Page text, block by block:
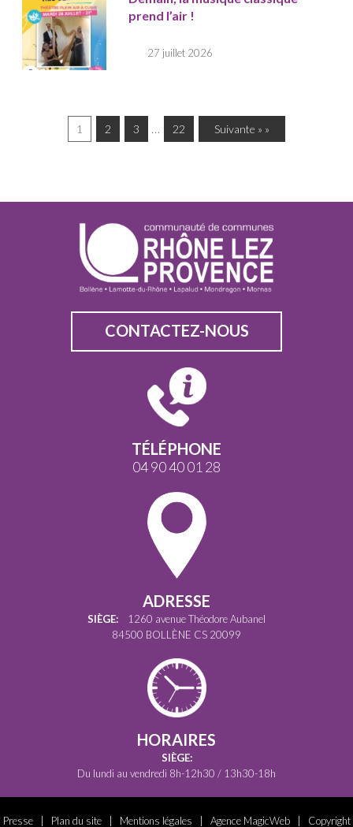
prend l’air !
27 juillet 2026
1 2 3 … 22 Suivante » »
CONTACTEZ-NOUS
TÉLÉPHONE
04 90 40 01 28
ADRESSE
SIÈGE: 1260 avenue Théodore Aubanel
84500 BOLLÈNE CS 20099
HORAIRES
SIÈGE:
Du lundi au vendredi 8h-12h30 / 13h30-18h
Presse| Plan du site| Mentions légales Agence MagicWeb| Copyright